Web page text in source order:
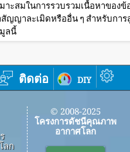
าะสมในการรวบรวมเนื้อหาของ
ญญาละเมิดหรืออื่น ๆ สำหรับการ
ลนี้
ติดต่อ diy
ลก
© 2008-2025
โครงการดัชนีคุณภาพ
อากาศโลก